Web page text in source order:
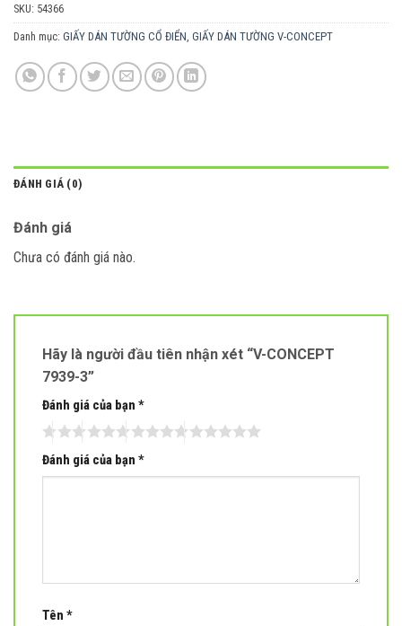
SKU: 54366
Danh mục: GIẤY DÁN TƯỜNG CỔ ĐIỂN GIẤY DÁN TƯỜNG V-CONCEPT
ĐÁNH GIÁ (0)
Đánh giá
Chưa có đánh giá nào.
Hãy là người đầu tiên nhận xét “V-CONCEPT
7939-3”
Đánh giá của bạn *
Đánh giá của bạn *
Tên *